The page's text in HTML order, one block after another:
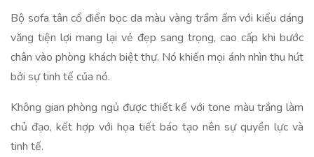
Bộ sofa tân cổ điển bọc da màu vàng trầm ấm với kiểu dáng
văng tiện lợi mang lại vẻ đẹp sang trọng, cao cấp khi bước
chân vào phòng khách biệt thự. Nó khiến mọi ánh nhìn thu hút
bởi sự tinh tế của nó.
Không gian phòng ngủ được thiết kế với tone màu trắng làm
chủ đạo, kết hợp với họa tiết báo tạo nên sự quyền lực và
tinh tế.